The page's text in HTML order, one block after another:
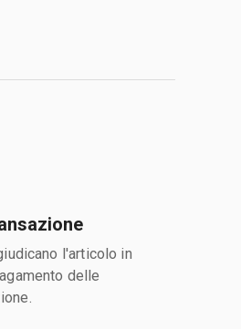
l'articolo in
delle